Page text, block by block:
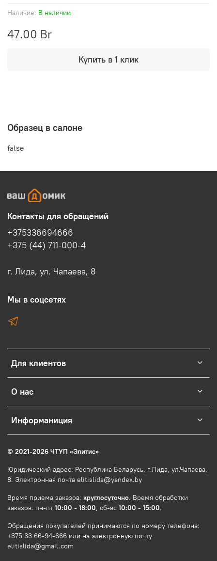
Наличие: В наличии
47.00 Br
Купить в 1 клик
Образец в салоне
false
Для клиентов
О нас
Информаниция
Контакты для обращений
+375336694666
+375 (44) 711-000-4
г. Лида, ул. Чапаева, 8
Мы в соцсетях
© 2021-2026 ЧТУП «Элитис»
Юридический адрес: Республика Беларусь, г.Лида, ул.Чапаева,
8. Электронная почта elitislida@yandex.by
Время приема заказов: круглосуточно. Время обработки
заказов: пн-пт 10:00 - 18:00, сб-вс 10:00 - 15:00.
Обращения покупателей принимаются по номеру телефона:
+375 33 66-94-666 или на электронную почту
elitislida@gmail.com